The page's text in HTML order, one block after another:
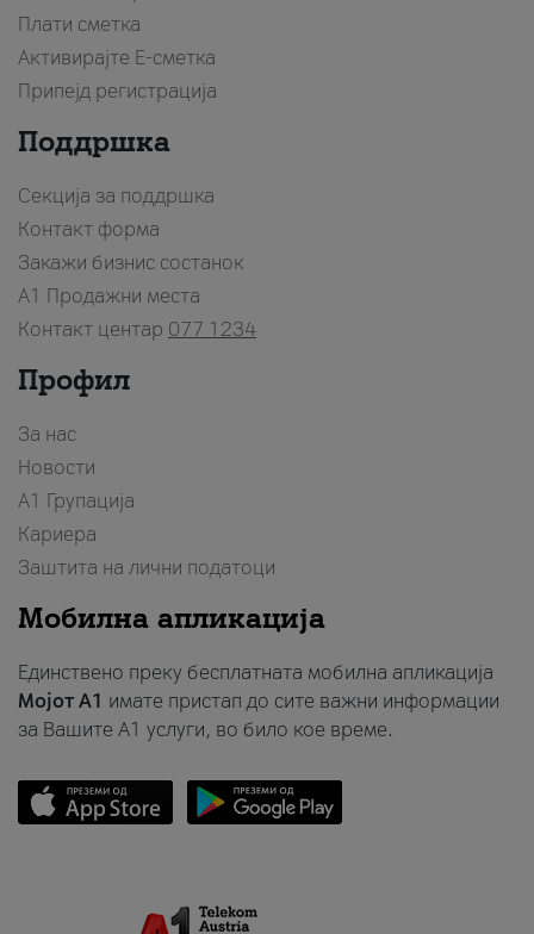
Плати сметка
Активирајте Е-сметка
Припејд регистрација
Поддршка
Секција за поддршка
Контакт форма
Закажи бизнис состанок
A1 Продажни места
Контакт центар 077 1234
Профил
За нас
Новости
А1 Групација
Кариера
Заштита на лични податоци
Мобилна апликација
Единствено преку бесплатната мобилна апликација
Мојот A1 имате пристап до сите важни информации
за Вашите A1 услуги, во било кое време.